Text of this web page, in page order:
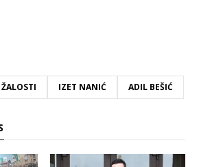
IZET NANIĆ ADIL BEŠIĆ